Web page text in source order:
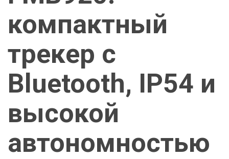
компактный
трекер с
Bluetooth, IP54 и
высокой
автономностью